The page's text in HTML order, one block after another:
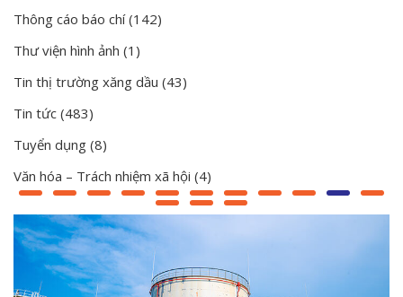
Thông cáo báo chí(142)
Thư viện hình ảnh (1)
Tin thị trường xăng dầu (43)
Tin tức (483)
Tuyển dụng (8)
Văn hóa – Trách nhiệm xã hội (4)